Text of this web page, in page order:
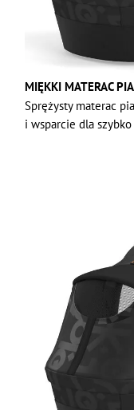
MIĘKKI MATERAC
Sprężysty materac
i wsparcie dla